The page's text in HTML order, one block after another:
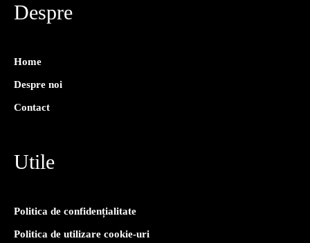
Despre
Home
Despre noi
Contact
Utile
Politica de confidențialitate
Politica de utilizare cookie-uri